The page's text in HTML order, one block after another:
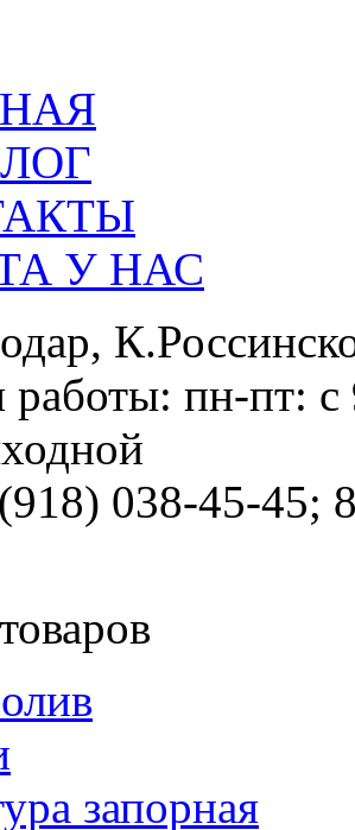
У НАС
работы: пн-пт:
038-45-45;
запорная